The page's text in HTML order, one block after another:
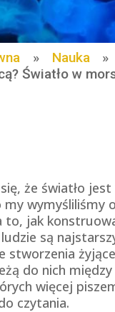
» Nauka »
Światło w
że światło
my wymyśliliśmy
to, jak
są
stworzenia
do nich
więcej
czytania.